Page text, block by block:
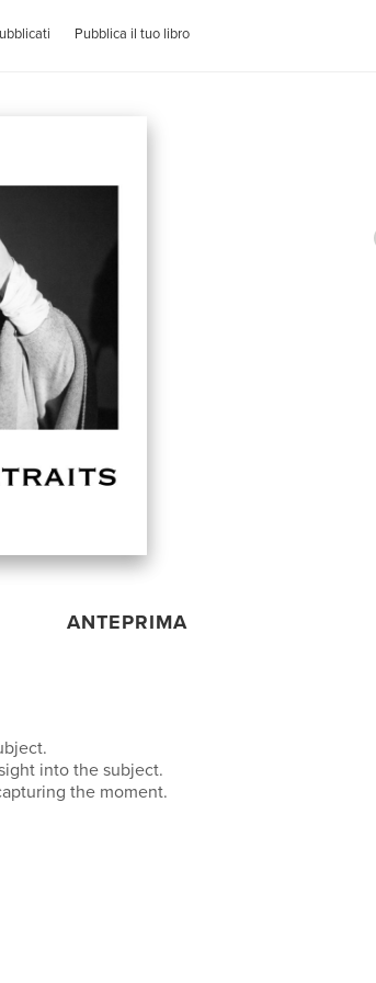
Pubblica il tuo libro
ANTEPRIMA
into the subject.
the moment.